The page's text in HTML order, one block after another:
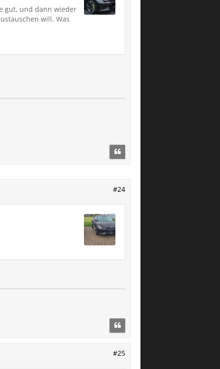
gut, und dann wieder
will. Was
#24
#25